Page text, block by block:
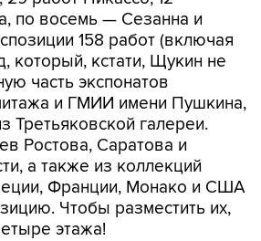
по восемь — Сезанна и
158 работ (включая
который, кстати, Щукин не
часть экспонатов
и ГМИИ имени Пушкина,
Третьяковской галереи.
Ростова, Саратова и
а также из коллекций
Франции, Монако и США
Чтобы разместить их,
этажа!